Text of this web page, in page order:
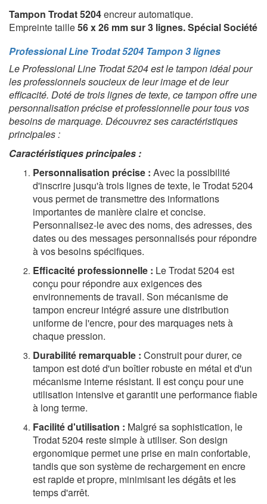
Tampon Trodat 5204encreur automatique.
Empreinte taille56 x 26 mm sur 3 lignes.Spécial Société
Professional Line Trodat 5204 Tampon 3 lignes
Le Professional Line Trodat 5204 est le tampon idéal pour
les professionnels soucieux de leur image et de leur
efficacité. Doté de trois lignes de texte, ce tampon offre une
personnalisation précise et professionnelle pour tous vos
besoins de marquage. Découvrez ses caractéristiques
principales :
Caractéristiques principales :
Personnalisation précise : Avec la possibilité
d'inscrire jusqu'à trois lignes de texte, le Trodat 5204
vous permet de transmettre des informations
importantes de manière claire et concise.
Personnalisez-le avec des noms, des adresses, des
dates ou des messages personnalisés pour répondre
à vos besoins spécifiques.
Efficacité professionnelle : Le Trodat 5204 est
conçu pour répondre aux exigences des
environnements de travail. Son mécanisme de
tampon encreur intégré assure une distribution
uniforme de l'encre, pour des marquages nets à
chaque pression.
Durabilité remarquable : Construit pour durer, ce
tampon est doté d'un boîtier robuste en métal et d'un
mécanisme interne résistant. Il est conçu pour une
utilisation intensive et garantit une performance fiable
à long terme.
Facilité d'utilisation : Malgré sa sophistication, le
Trodat 5204 reste simple à utiliser. Son design
ergonomique permet une prise en main confortable,
tandis que son système de rechargement en encre
est rapide et propre, minimisant les dégâts et les
temps d'arrêt.